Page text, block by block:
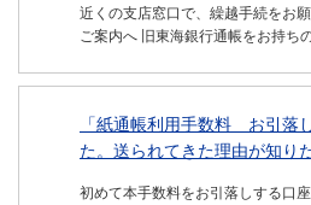
近くの支店窓口で、繰越手続をお
ご案内へ 旧東海銀行通帳をお持ち
「紙通帳利用手数料 お引落
た。送られてきた理由が知りた
初めて本手数料をお引落しする口